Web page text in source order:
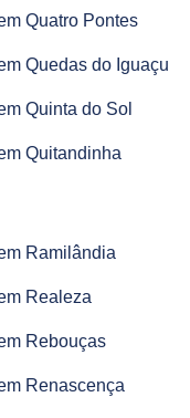
Quatro Pontes
Quedas do Iguaçu
Quinta do Sol
Quitandinha
Ramilândia
Realeza
Rebouças
Renascença